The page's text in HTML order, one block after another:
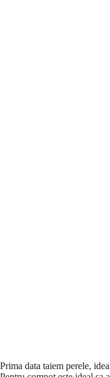
Prima data taiem perele,